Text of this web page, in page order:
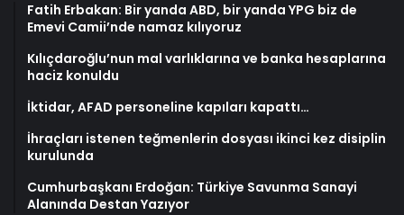
Fatih Erbakan: Bir yanda ABD, bir yanda YPG biz de
Emevi Camii’nde namaz kılıyoruz
Kılıçdaroğlu’nun mal varlıklarına ve banka hesaplarına
haciz konuldu
İktidar, AFAD personeline kapıları kapattı…
İhraçları istenen teğmenlerin dosyası ikinci kez disiplin
kurulunda
Cumhurbaşkanı Erdoğan: Türkiye Savunma Sanayi
Alanında Destan Yazıyor